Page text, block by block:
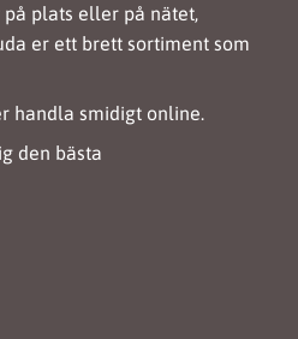
plats eller på nätet,
er ett brett sortiment som
handla smidigt online.
den bästa